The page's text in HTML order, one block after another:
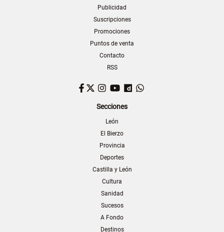
Publicidad
Suscripciones
Promociones
Puntos de venta
Contacto
RSS
Facebook
TwitterInstagram
YouTubeDailymotion
Secciones
León
El Bierzo
Provincia
Deportes
Castilla y León
Cultura
Sanidad
Sucesos
A Fondo
Destinos